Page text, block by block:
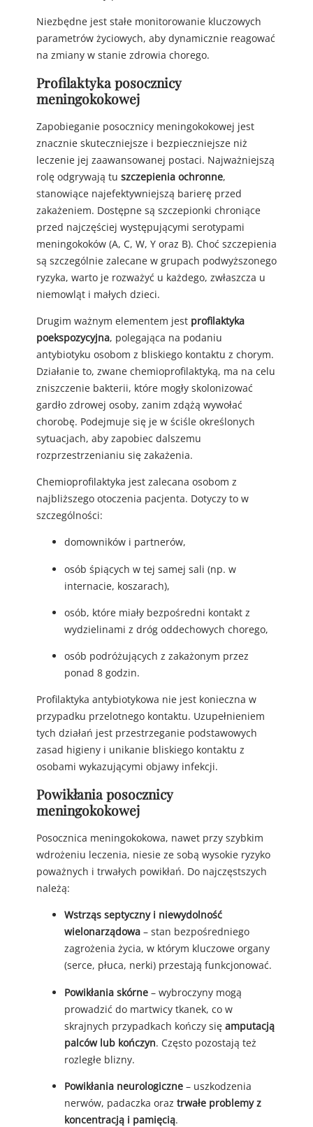
Niezbędne jest stałe monitorowanie kluczowych
parametrów życiowych, aby dynamicznie reagować
na zmiany w stanie zdrowia chorego.
Profilaktyka posocznicy
meningokokowej
Zapobieganie posocznicy meningokokowej jest
znacznie skuteczniejsze i bezpieczniejsze niż
leczenie jej zaawansowanej postaci. Najważniejszą
rolę odgrywają tu szczepienia ochronne,
stanowiące najefektywniejszą barierę przed
zakażeniem. Dostępne są szczepionki chroniące
przed najczęściej występującymi serotypami
meningokoków (A, C, W, Y oraz B). Choć szczepienia
są szczególnie zalecane w grupach podwyższonego
ryzyka, warto je rozważyć u każdego, zwłaszcza u
niemowląt i małych dzieci.
Drugim ważnym elementem jest profilaktyka
poekspozycyjna, polegająca na podaniu
antybiotyku osobom z bliskiego kontaktu z chorym.
Działanie to, zwane chemioprofilaktyką, ma na celu
zniszczenie bakterii, które mogły skolonizować
gardło zdrowej osoby, zanim zdążą wywołać
chorobę. Podejmuje się je w ściśle określonych
sytuacjach, aby zapobiec dalszemu
rozprzestrzenianiu się zakażenia.
Chemioprofilaktyka jest zalecana osobom z
najbliższego otoczenia pacjenta. Dotyczy to w
szczególności:
domowników i partnerów,
osób śpiących w tej samej sali (np. w
internacie, koszarach),
osób, które miały bezpośredni kontakt z
wydzielinami z dróg oddechowych chorego,
osób podróżujących z zakażonym przez
ponad 8 godzin.
Profilaktyka antybiotykowa nie jest konieczna w
przypadku przelotnego kontaktu. Uzupełnieniem
tych działań jest przestrzeganie podstawowych
zasad higieny i unikanie bliskiego kontaktu z
osobami wykazującymi objawy infekcji.
Powikłania posocznicy
meningokokowej
Posocznica meningokokowa, nawet przy szybkim
wdrożeniu leczenia, niesie ze sobą wysokie ryzyko
poważnych i trwałych powikłań. Do najczęstszych
należą:
Wstrząs septyczny i niewydolność
wielonarządowa – stan bezpośredniego
zagrożenia życia, w którym kluczowe organy
(serce, płuca, nerki) przestają funkcjonować.
Powikłania skórne – wybroczyny mogą
prowadzić do martwicy tkanek, co w
skrajnych przypadkach kończy się amputacją
palców lub kończyn. Często pozostają też
rozległe blizny.
Powikłania neurologiczne – uszkodzenia
nerwów, padaczka oraz trwałe problemy z
koncentracją i pamięcią.